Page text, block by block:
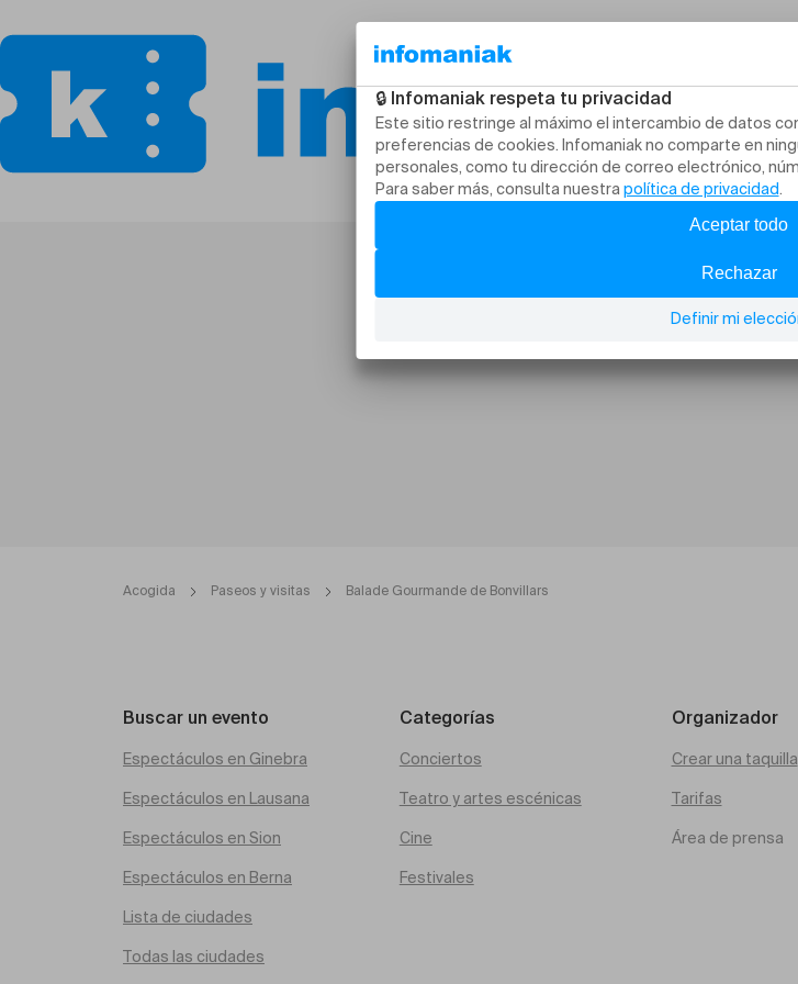
Acogida Paseos y visitas Balade Gourmande de Bonvillars
Buscar un evento
Espectáculos en Ginebra
Espectáculos en Lausana
Espectáculos en Sion
Espectáculos en Berna
Lista de ciudades
Todas las ciudades
Categorías
Conciertos
Teatro y artes escénicas
Cine
Festivales
Organizador
Crear una taquilla
Tarifas
Área de prensa